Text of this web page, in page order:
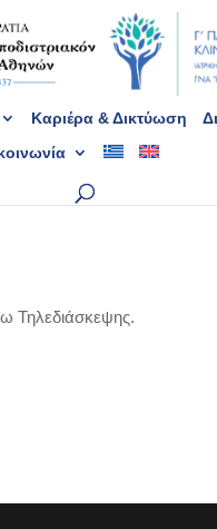
Καριέρα & Δικτύωση
Τηλεδιάσκεψης.